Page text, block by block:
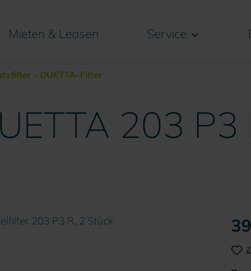
Mieten & Leasen Service
- DUETTA-Filter
203